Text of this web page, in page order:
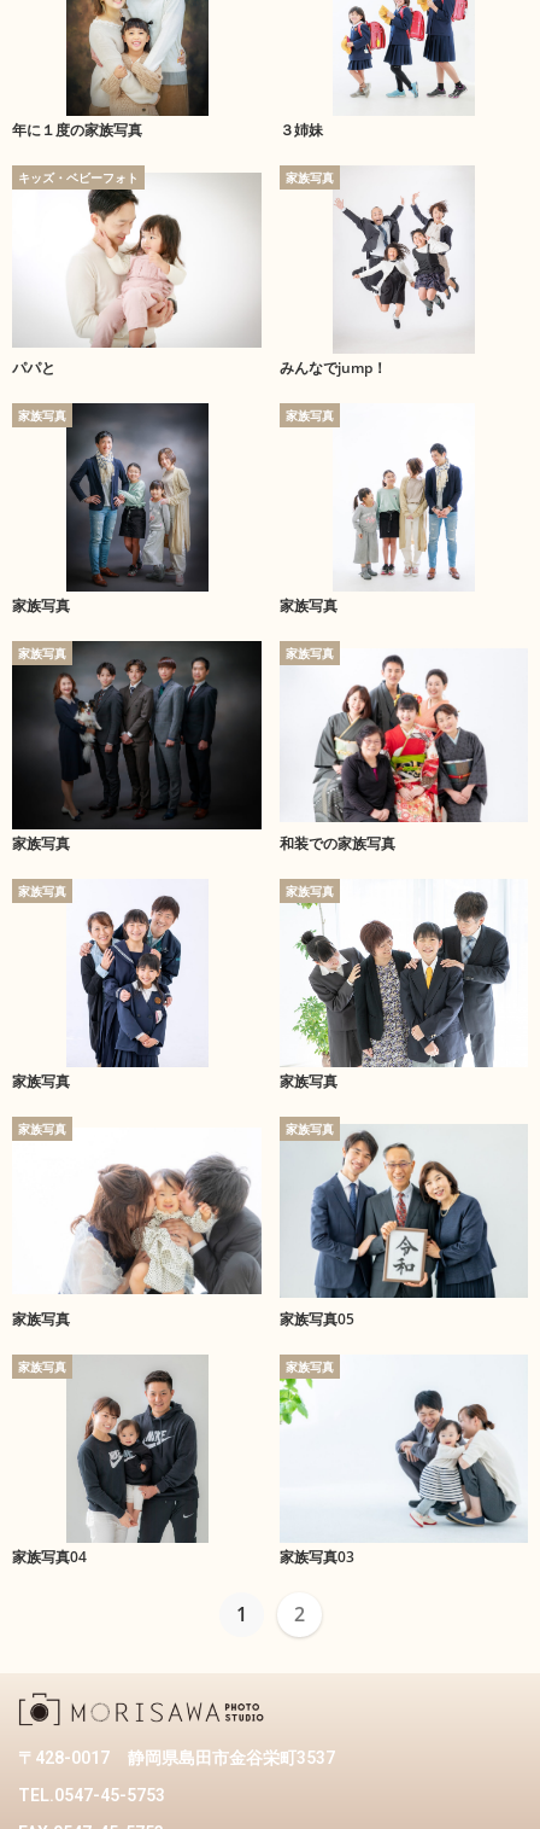
年に１度の家族写真 ３姉妹
キッズ・ベビーフォト
パパと
家族写真
みんなでjump！
家族写真
家族写真
家族写真
家族写真
家族写真
家族写真
家族写真
和装での家族写真
家族写真
家族写真
家族写真
家族写真
家族写真
家族写真
家族写真
家族写真05
家族写真
家族写真04
家族写真
家族写真03
1 2
〒428-0017
静岡県島田市金谷栄町3537
TEL.0547-45-5753